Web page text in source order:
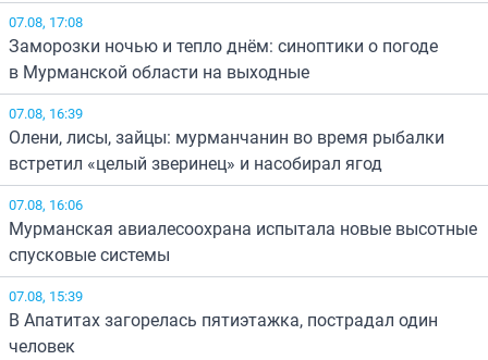
07.08, 17:08
Заморозки ночью и тепло днём: синоптики о погоде
в Мурманской области на выходные
07.08, 16:39
Олени, лисы, зайцы: мурманчанин во время рыбалки
встретил «целый зверинец» и насобирал ягод
07.08, 16:06
Мурманская авиалесоохрана испытала новые высотные
спусковые системы
07.08, 15:39
В Апатитах загорелась пятиэтажка, пострадал один
человек